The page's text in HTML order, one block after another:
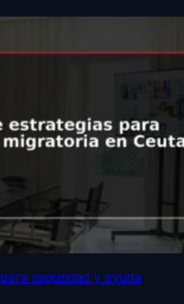
seguridad y ayuda